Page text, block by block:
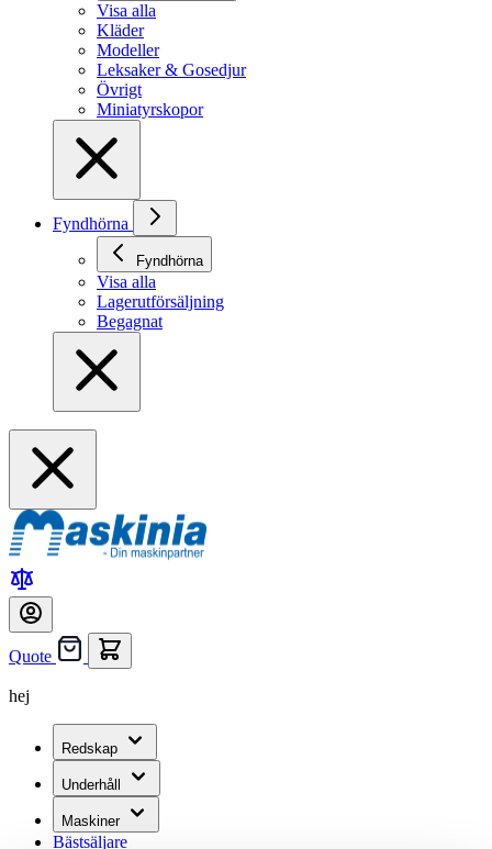
Visa alla
Kläder
Modeller
Leksaker & Gosedjur
Övrigt
Miniatyrskopor
Fyndhörna
Fyndhörna
Visa alla
Lagerutförsäljning
Begagnat
Quote
hej
Redskap
Underhåll
Maskiner
Bästsäljare